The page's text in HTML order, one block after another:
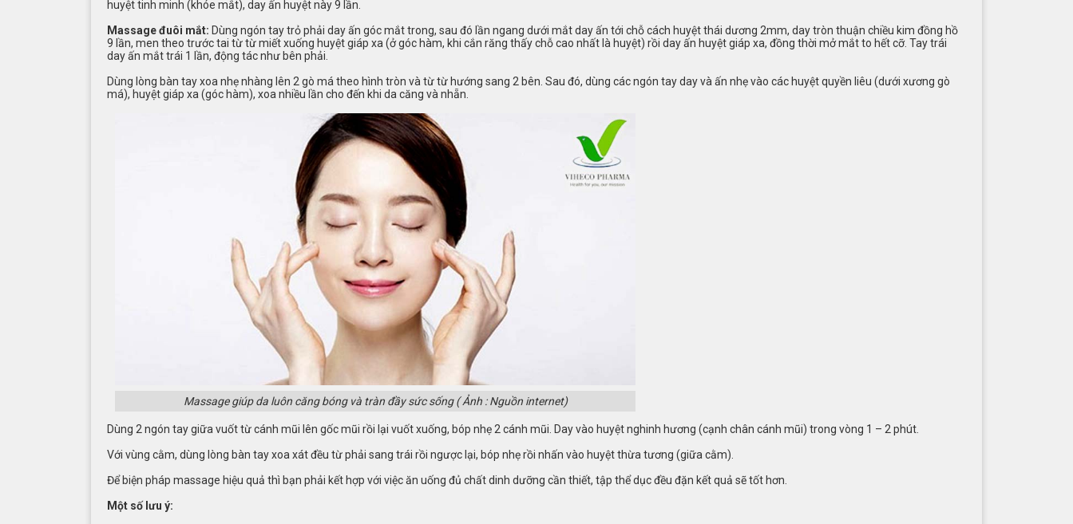
huyệt tinh minh (khóe mắt), day ấn huyệt này 9 lần.
Massage đuôi mắt: Dùng ngón tay trỏ phải day ấn góc mắt trong, sau đó lần ngang dưới mắt day ấn tới chỗ cách huyệt thái dương 2mm, day tròn thuận chiều kim đồng hồ
9 lần, men theo trước tai từ từ miết xuống huyệt giáp xa (ở góc hàm, khi cắn răng thấy chỗ cao nhất là huyệt) rồi day ấn huyệt giáp xa, đồng thời mở mắt to hết cỡ. Tay trái
day ấn mắt trái 1 lần, động tác như bên phải.
Dùng lòng bàn tay xoa nhẹ nhàng lên 2 gò má theo hình tròn và từ từ hướng sang 2 bên. Sau đó, dùng các ngón tay day và ấn nhẹ vào các huyệt quyền liêu (dưới xương gò
má), huyệt giáp xa (góc hàm), xoa nhiều lần cho đến khi da căng và nhẵn.
Massage giúp da luôn căng bóng và tràn đầy sức sống ( Ảnh : Nguồn internet)
Dùng 2 ngón tay giữa vuốt từ cánh mũi lên gốc mũi rồi lại vuốt xuống, bóp nhẹ 2 cánh mũi. Day vào huyệt nghinh hương (cạnh chân cánh mũi) trong vòng 1 – 2 phút.
Với vùng cằm, dùng lòng bàn tay xoa xát đều từ phải sang trái rồi ngược lại, bóp nhẹ rồi nhấn vào huyệt thừa tương (giữa cằm).
Để biện pháp massage hiệu quả thì bạn phải kết hợp với việc ăn uống đủ chất dinh dưỡng cần thiết, tập thể dục đều đặn kết quả sẽ tốt hơn.
Một số lưu ý: